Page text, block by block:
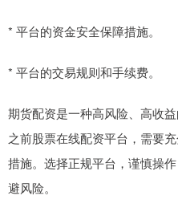
* 平台的资金安全保障措施。
* 平台的交易规则和手续费。
期货配资是一种高风险、高收
之前股票在线配资平台，需要
措施。选择正规平台，谨慎操
避风险。